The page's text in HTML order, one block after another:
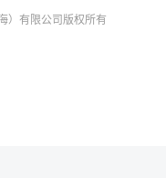
）有限公司 版权所有